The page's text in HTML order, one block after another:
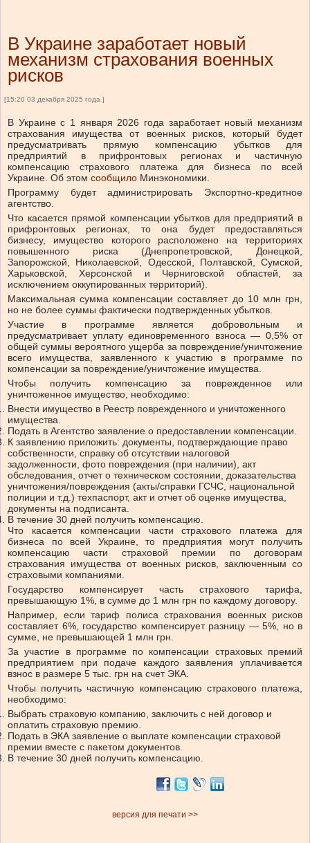
В Украине заработает новый
механизм страхования военных
рисков
[15:20 03 декабря 2025 года ]
В Украине с 1 января 2026 года заработает новый механизм
страхования имущества от военных рисков, который будет
предусматривать прямую компенсацию убытков для
предприятий в прифронтовых регионах и частичную
компенсацию страхового платежа для бизнеса по всей
Украине. Об этом сообщило Минэкономики.
Программу будет администрировать Экспортно-кредитное
агентство.
Что касается прямой компенсации убытков для предприятий в
прифронтовых регионах, то она будет предоставляться
бизнесу, имущество которого расположено на территориях
повышенного риска (Днепропетровской, Донецкой,
Запорожской, Николаевской, Одесской, Полтавской, Сумской,
Харьковской, Херсонской и Черниговской областей, за
исключением оккупированных территорий).
Максимальная сумма компенсации составляет до 10 млн грн,
но не более суммы фактически подтвержденных убытков.
Участие в программе является добровольным и
предусматривает уплату единовременного взноса — 0,5% от
общей суммы вероятного ущерба за повреждение/уничтожение
всего имущества, заявленного к участию в программе по
компенсации за повреждение/уничтожение имущества.
Чтобы получить компенсацию за поврежденное или
уничтоженное имущество, необходимо:
Внести имущество в Реестр поврежденного и уничтоженного
имущества.
Подать в Агентство заявление о предоставлении компенсации.
К заявлению приложить: документы, подтверждающие право
собственности, справку об отсутствии налоговой
задолженности, фото повреждения (при наличии), акт
обследования, отчет о техническом состоянии, доказательства
уничтожения/повреждения (акты/справки ГСЧС, национальной
полиции и т.д.) техпаспорт, акт и отчет об оценке имущества,
документы на подписанта.
В течение 30 дней получить компенсацию.
Что касается компенсации части страхового платежа для
бизнеса по всей Украине, то предприятия могут получить
компенсацию части страховой премии по договорам
страхования имущества от военных рисков, заключенным со
страховыми компаниями.
Государство компенсирует часть страхового тарифа,
превышающую 1%, в сумме до 1 млн грн по каждому договору.
Например, если тариф полиса страхования военных рисков
составляет 6%, государство компенсирует разницу — 5%, но в
сумме, не превышающей 1 млн грн.
За участие в программе по компенсации страховых премий
предприятием при подаче каждого заявления уплачивается
взнос в размере 5 тыс. грн на счет ЭКА.
Чтобы получить частичную компенсацию страхового платежа,
необходимо:
Выбрать страховую компанию, заключить с ней договор и
оплатить страховую премию.
Подать в ЭКА заявление о выплате компенсации страховой
премии вместе с пакетом документов.
В течение 30 дней получить компенсацию.
версия для печати >>